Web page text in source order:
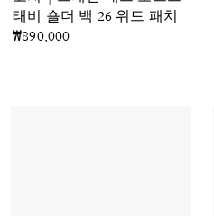
태비 숄더 백 26 위드 패치
₩890,000